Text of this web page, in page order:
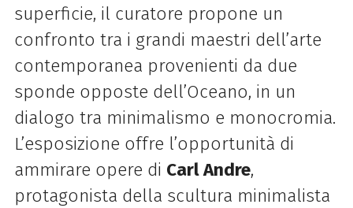
superficie, il curatore propone un
confronto tra i grandi maestri dell’arte
contemporanea provenienti da due
sponde opposte dell’Oceano, in un
dialogo tra minimalismo e monocromia.
L’esposizione offre l’opportunità di
ammirare opere di Carl Andre,
protagonista della scultura minimalista